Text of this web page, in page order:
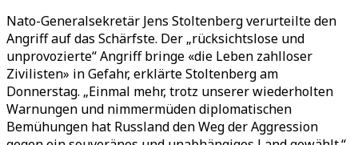
Nato-Generalsekretär Jens Stoltenberg verurteilte den
Angriff auf das Schärfste. Der „rücksichtslose und
unprovozierte“ Angriff bringe «die Leben zahlloser
Zivilisten» in Gefahr, erklärte Stoltenberg am
Donnerstag. „Einmal mehr, trotz unserer wiederholten
Warnungen und nimmermüden diplomatischen
Bemühungen hat Russland den Weg der Aggression